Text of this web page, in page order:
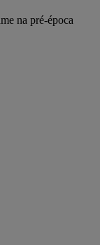
na pré-época